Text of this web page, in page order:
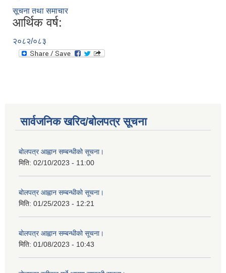
सूचना तथा समाचार
आर्थिक वर्ष:
२०८२/०८३
सार्वजनिक खरिद/बोलपत्र सूचना
बोलपत्र आह्वान सम्बन्धीको सूचना।
मिति: 02/10/2023 - 11:00
बोलपत्र आह्वान सम्बन्धीको सूचना।
मिति: 01/25/2023 - 12:21
बोलपत्र आह्वान सम्बन्धीको सूचना।
मिति: 01/08/2023 - 10:43